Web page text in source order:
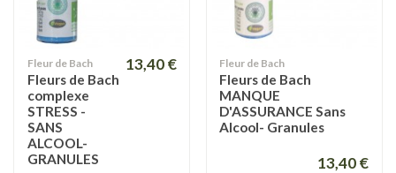
Fleur de Bach
Fleurs de Bach
complexe
STRESS -
SANS
ALCOOL-
GRANULES
13,40 € Fleur de Bach
Fleurs de Bach
MANQUE
D'ASSURANCE Sans
Alcool- Granules
13,40 €